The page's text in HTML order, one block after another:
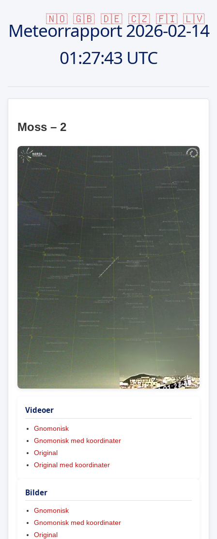
🇳🇴 🇬🇧 🇩🇪 🇨🇿 🇫🇮 🇱🇻
Meteorrapport2026-02-14
01:27:43 UTC
Moss – 2
Videoer
Gnomonisk
Gnomonisk med koordinater
Original
Original med koordinater
Bilder
Gnomonisk
Gnomonisk med koordinater
Original